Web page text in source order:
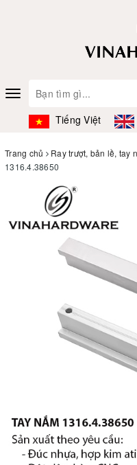
Toggle
navigation
Tiếng Việt
Trang chủ Ray trượt, bản lề, tay
1316.4.38650